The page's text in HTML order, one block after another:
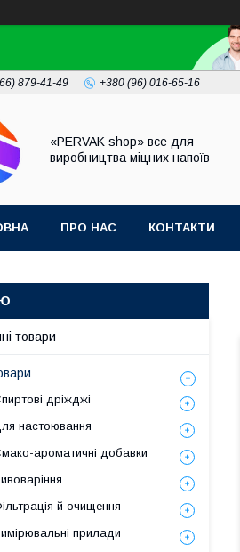
879-41-49 +380 (96) 016-65-16
«PERVAK shop» все для
виробництва міцних напоїв
ПРО НАС КОНТАКТИ
товари
дріжджі
настоювання
ароматичні добавки
й очищення
прилади